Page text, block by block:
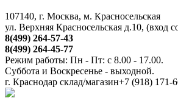
107140, г. Москва, м. Красносельская
ул. Верхняя Красносельская д.10, (вход
8(499) 264-57-43
8(499) 264-45-77
Режим работы: Пн - Пт: с 8.00 - 17.00.
Суббота и Воскресенье - выходной.
г. Краснодар склад/магазин+7 (918) 171-